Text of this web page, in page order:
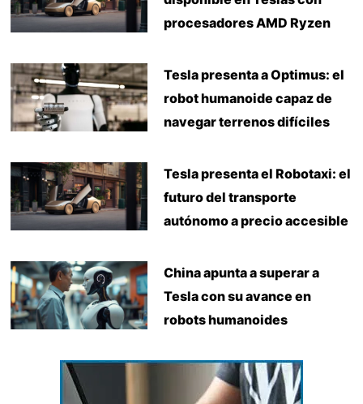
procesadores AMD Ryzen
Tesla presenta a Optimus: el
robot humanoide capaz de
navegar terrenos difíciles
Tesla presenta el Robotaxi: el
futuro del transporte
autónomo a precio accesible
China apunta a superar a
Tesla con su avance en
robots humanoides